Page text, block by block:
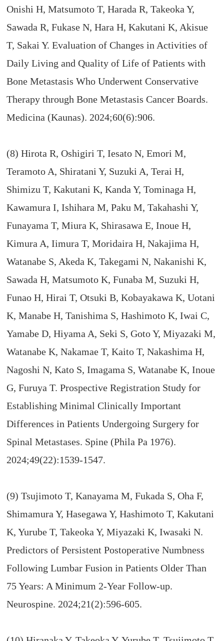
Onishi H, Matsumoto T, Harada R, Takeoka Y,
Sawada R, Fukase N, Hara H, Kakutani K, Akisue
T, Sakai Y. Evaluation of Changes in Activities of
Daily Living and Quality of Life of Patients with
Bone Metastasis Who Underwent Conservative
Therapy through Bone Metastasis Cancer Boards.
Medicina (Kaunas). 2024;60(6):906.
(8) Hirota R, Oshigiri T, Iesato N, Emori M,
Teramoto A, Shiratani Y, Suzuki A, Terai H,
Shimizu T, Kakutani K, Kanda Y, Tominaga H,
Kawamura I, Ishihara M, Paku M, Takahashi Y,
Funayama T, Miura K, Shirasawa E, Inoue H,
Kimura A, Iimura T, Moridaira H, Nakajima H,
Watanabe S, Akeda K, Takegami N, Nakanishi K,
Sawada H, Matsumoto K, Funaba M, Suzuki H,
Funao H, Hirai T, Otsuki B, Kobayakawa K, Uotani
K, Manabe H, Tanishima S, Hashimoto K, Iwai C,
Yamabe D, Hiyama A, Seki S, Goto Y, Miyazaki M,
Watanabe K, Nakamae T, Kaito T, Nakashima H,
Nagoshi N, Kato S, Imagama S, Watanabe K, Inoue
G, Furuya T. Prospective Registration Study for
Establishing Minimal Clinically Important
Differences in Patients Undergoing Surgery for
Spinal Metastases. Spine (Phila Pa 1976).
2024;49(22):1539-1547.
(9) Tsujimoto T, Kanayama M, Fukada S, Oha F,
Shimamura Y, Hasegawa Y, Hashimoto T, Kakutani
K, Yurube T, Takeoka Y, Miyazaki K, Iwasaki N.
Predictors of Persistent Postoperative Numbness
Following Lumbar Fusion in Patients Older Than
75 Years: A Minimum 2-Year Follow-up.
Neurospine. 2024;21(2):596-605.